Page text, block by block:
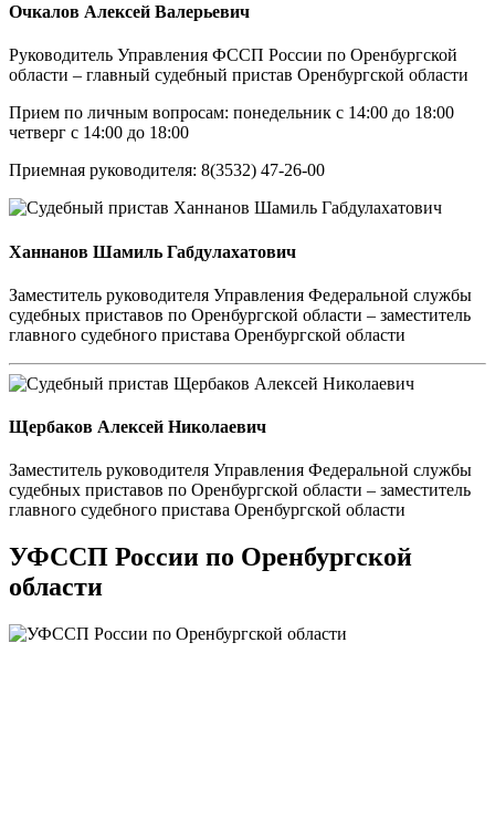
Очкалов Алексей Валерьевич
Руководитель Управления ФССП России по Оренбургской
области – главный судебный пристав Оренбургской области
Прием по личным вопросам: понедельник с 14:00 до 18:00
четверг с 14:00 до 18:00
Приемная руководителя: 8(3532) 47-26-00
Ханнанов Шамиль Габдулахатович
Заместитель руководителя Управления Федеральной службы
судебных приставов по Оренбургской области – заместитель
главного судебного пристава Оренбургской области
Щербаков Алексей Николаевич
Заместитель руководителя Управления Федеральной службы
судебных приставов по Оренбургской области – заместитель
главного судебного пристава Оренбургской области
УФССП России по Оренбургской
области